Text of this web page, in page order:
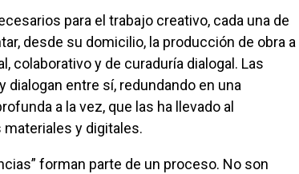
desde su domicilio, la producción de obra a
colaborativo y de curaduría dialogal. Las
entre sí, redundando en una
a la vez, que las ha llevado al
y digitales.